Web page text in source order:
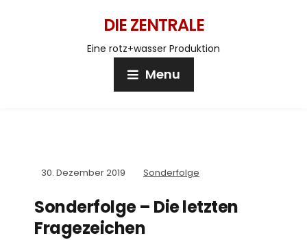
DIE ZENTRALE
Eine rotz+wasser Produktion
Menu
30. Dezember 2019 Sonderfolge
Sonderfolge – Die letzten
Fragezeichen